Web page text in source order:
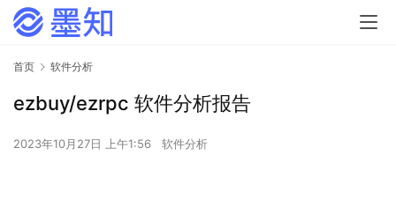
首页 软件分析
ezbuy/ezrpc 软件分析报告
2023年10月27日 上午1:56 软件分析